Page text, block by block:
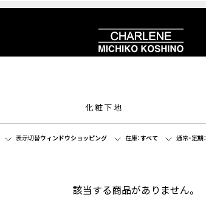
化粧下地
表示切替ウィンドウショッピング 在庫：すべて 通常・定期：
該当する商品がありません。